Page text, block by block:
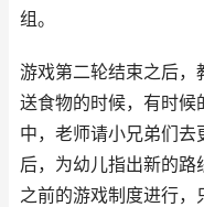
组。
游戏第二轮结束之后，
送食物的时候，有时候
中，老师请小兄弟们去
后，为幼儿指出新的路
之前的游戏制度进行